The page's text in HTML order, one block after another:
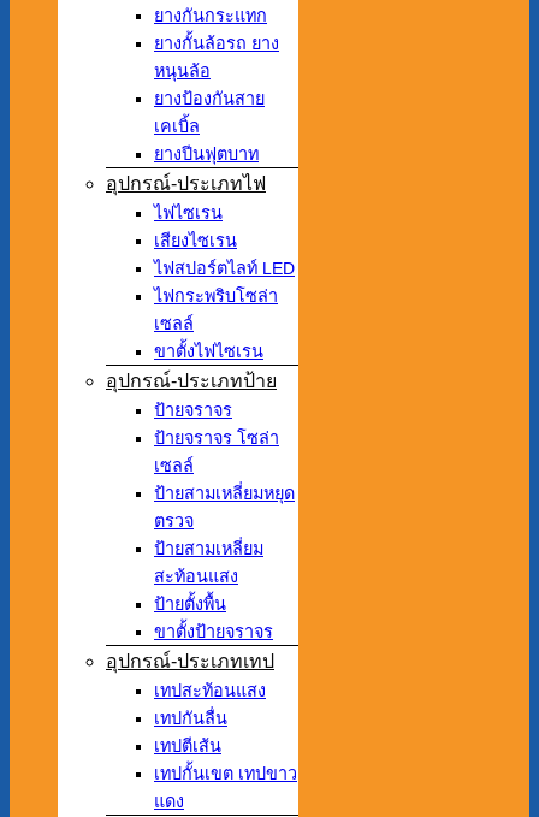
ยางกันกระแทก
ยางกั้นล้อรถ ยาง
หนุนล้อ
ยางป้องกันสาย
เคเบิ้ล
ยางปีนฟุตบาท
อุปกรณ์-ประเภทไฟ
ไฟไซเรน
เสียงไซเรน
ไฟสปอร์ตไลท์ LED
ไฟกระพริบโซล่า
เซลล์
ขาตั้งไฟไซเรน
อุปกรณ์-ประเภทป้าย
ป้ายจราจร
ป้ายจราจร โซล่า
เซลล์
ป้ายสามเหลี่ยมหยุด
ตรวจ
ป้ายสามเหลี่ยม
สะท้อนแสง
ป้ายตั้งพื้น
ขาตั้งป้ายจราจร
อุปกรณ์-ประเภทเทป
เทปสะท้อนแสง
เทปกันลื่น
เทปตีเส้น
เทปกั้นเขต เทปขาว
แดง